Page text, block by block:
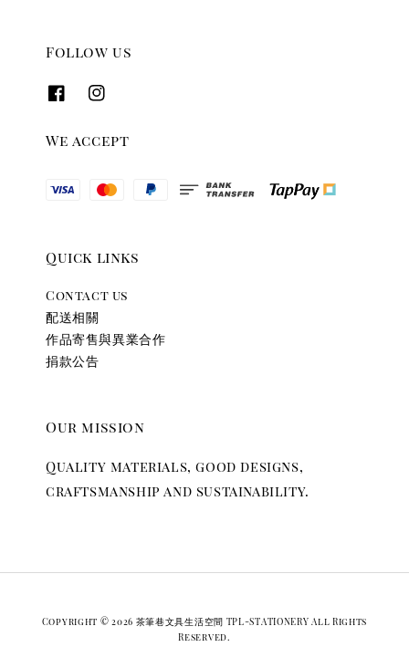
Follow us
We accept
Quick links
Contact us
配送相關
作品寄售與異業合作
捐款公告
Our mission
Quality materials, good designs,
craftsmanship and sustainability.
Copyright © 2026 茶筆巷文具生活空間 TPL-STATIONERY All Rights
Reserved.